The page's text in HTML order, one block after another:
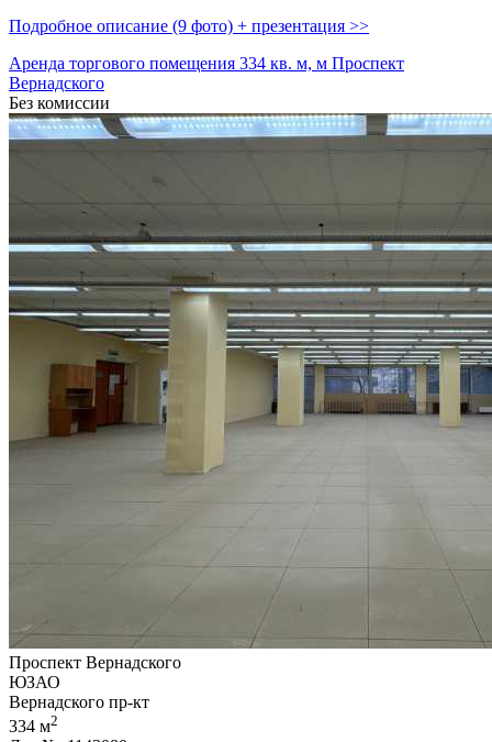
Подробное описание (9 фото) + презентация >>
Аренда торгового помещения 334 кв. м, м Проспект
Вернадского
Без комиссии
Проспект Вернадского
ЮЗАО
Вернадского пр-кт
334 м2